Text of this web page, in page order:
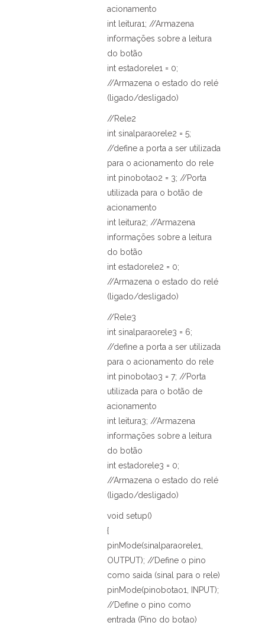
acionamento
int leitura1; //Armazena
informações sobre a leitura
do botão
int estadorele1 = 0;
//Armazena o estado do relé
(ligado/desligado)
//Rele2
int sinalparaorele2 = 5;
//define a porta a ser utilizada
para o acionamento do rele
int pinobotao2 = 3; //Porta
utilizada para o botão de
acionamento
int leitura2; //Armazena
informações sobre a leitura
do botão
int estadorele2 = 0;
//Armazena o estado do relé
(ligado/desligado)
//Rele3
int sinalparaorele3 = 6;
//define a porta a ser utilizada
para o acionamento do rele
int pinobotao3 = 7; //Porta
utilizada para o botão de
acionamento
int leitura3; //Armazena
informações sobre a leitura
do botão
int estadorele3 = 0;
//Armazena o estado do relé
(ligado/desligado)
void setup()
{
pinMode(sinalparaorele1,
OUTPUT); //Define o pino
como saida (sinal para o rele)
pinMode(pinobotao1, INPUT);
//Define o pino como
entrada (Pino do botao)